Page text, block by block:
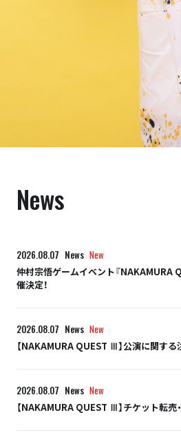
News
2026.08.07 News New
仲村宗悟ゲームイベント『NAKAMURA
催決定！
2026.08.07 News New
【NAKAMURA QUEST Ⅲ】公演に関する
2026.08.07 News New
【NAKAMURA QUEST Ⅲ】チケット転売